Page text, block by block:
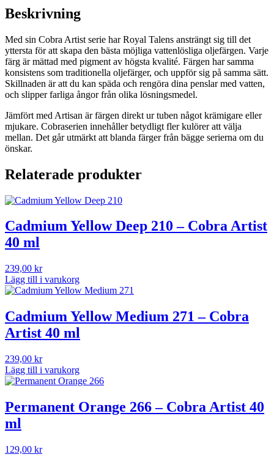
ml
mängd
Beskrivning
Med sin Cobra Artist serie har Royal Talens ansträngt sig till det
yttersta för att skapa den bästa möjliga vattenlösliga oljefärgen. Varje
färg är mättad med pigment av högsta kvalité. Färgen har samma
konsistens som traditionella oljefärger, och uppför sig på samma sätt.
Skillnaden är att du kan späda och rengöra dina penslar med vatten,
och slipper farliga ångor från olika lösningsmedel.
Jämfört med Artisan är färgen direkt ur tuben något krämigare eller
mjukare. Cobraserien innehåller betydligt fler kulörer att välja
mellan. Det går utmärkt att blanda färger från bägge serierna om du
önskar.
Relaterade produkter
Cadmium Yellow Deep 210 – Cobra Artist
40 ml
239,00 kr
Lägg till i varukorg
Cadmium Yellow Medium 271 – Cobra
Artist 40 ml
239,00 kr
Lägg till i varukorg
Permanent Orange 266 – Cobra Artist 40
ml
129,00 kr